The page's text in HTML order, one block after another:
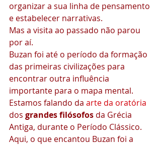
organizar a sua linha de pensamento
e estabelecer narrativas.
Mas a visita ao passado não parou
por aí.
Buzan foi até o período da formação
das primeiras civilizações para
encontrar outra influência
importante para o mapa mental.
Estamos falando da arte da oratória
dos grandes filósofos da Grécia
Antiga, durante o Período Clássico.
Aqui, o que encantou Buzan foi a